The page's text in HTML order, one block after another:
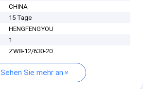
CHINA
15 Tage
HENGFENGYOU
1
ZW8-12/630-20
Sehen Sie mehr an